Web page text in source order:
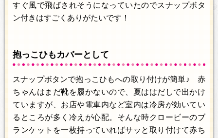
すぐ風で飛ばされそうになっていたのでスナップボタ
ン付きはすごくありがたいです！
抱っこひもカバーとして
スナップボタンで抱っこひもへの取り付けが簡単♪ 赤
ちゃんはまだ靴を履かないので、夏ははだしで出かけ
ていますが、お店や電車内など室内は冷房が効いてい
るところが多く冷えが心配。そんな時クロービーのブ
ランケットを一枚持っていればサッと取り付けて赤ち